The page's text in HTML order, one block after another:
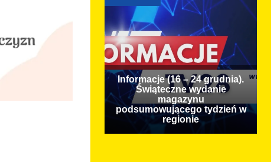
Informacje (16 – 24 grudnia).
Świąteczne wydanie
magazynu
podsumowującego tydzień w
regionie